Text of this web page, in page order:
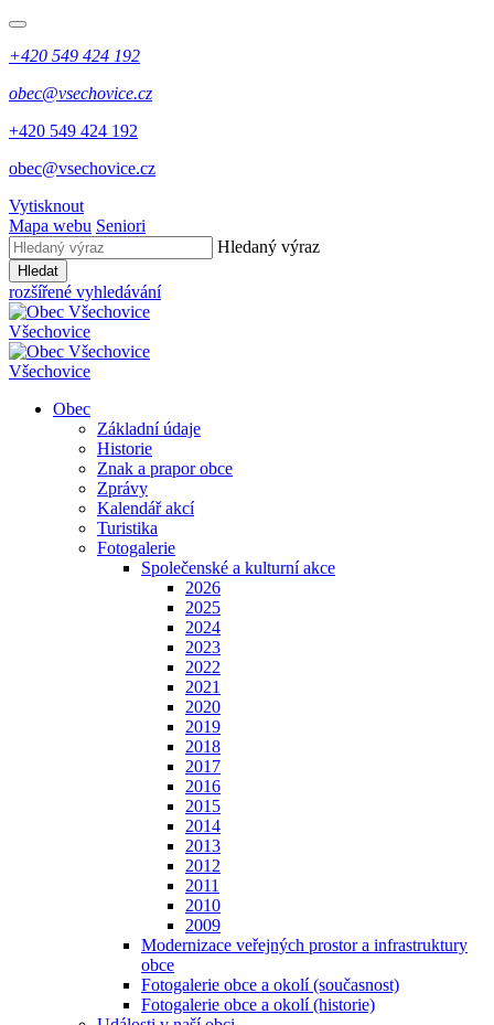
+420 549 424 192
obec@vsechovice.cz
+420 549 424 192
obec@vsechovice.cz
Vytisknout
Mapa webu Seniori
Hledaný výraz
Hledat
rozšířené vyhledávání
Všechovice
Všechovice
Obec
Základní údaje
Historie
Znak a prapor obce
Zprávy
Kalendář akcí
Turistika
Fotogalerie
Společenské a kulturní akce
2026
2025
2024
2023
2022
2021
2020
2019
2018
2017
2016
2015
2014
2013
2012
2011
2010
2009
Modernizace veřejných prostor a infrastruktury
obce
Fotogalerie obce a okolí (současnost)
Fotogalerie obce a okolí (historie)